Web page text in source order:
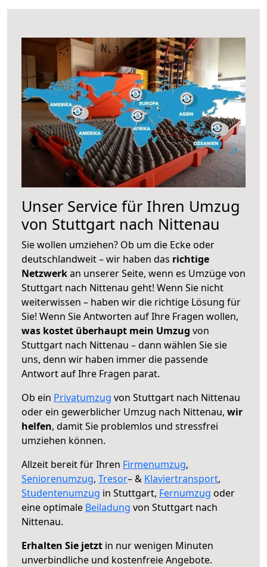
Unser Service für Ihren Umzug
von Stuttgart nach Nittenau
Sie wollen umziehen? Ob um die Ecke oder
deutschlandweit – wir haben das richtige
Netzwerkan unserer Seite, wenn es Umzüge von
Stuttgart nach Nittenau geht! Wenn Sie nicht
weiterwissen – haben wir die richtige Lösung für
Sie! Wenn Sie Antworten auf Ihre Fragen wollen,
was kostet überhaupt mein Umzug von
Stuttgart nach Nittenau – dann wählen Sie sie
uns, denn wir haben immer die passende
Antwort auf Ihre Fragen parat.
Ob ein Privatumzug von Stuttgart nach Nittenau
oder ein gewerblicher Umzug nach Nittenau, wir
helfen, damit Sie problemlos und stressfrei
umziehen können.
Allzeit bereit für Ihren Firmenumzug,
Seniorenumzug, Tresor– & Klaviertransport,
Studentenumzug in Stuttgart, Fernumzug oder
eine optimale Beiladung von Stuttgart nach
Nittenau.
Erhalten Sie jetzt in nur wenigen Minuten
unverbindliche und kostenfreie Angebote.